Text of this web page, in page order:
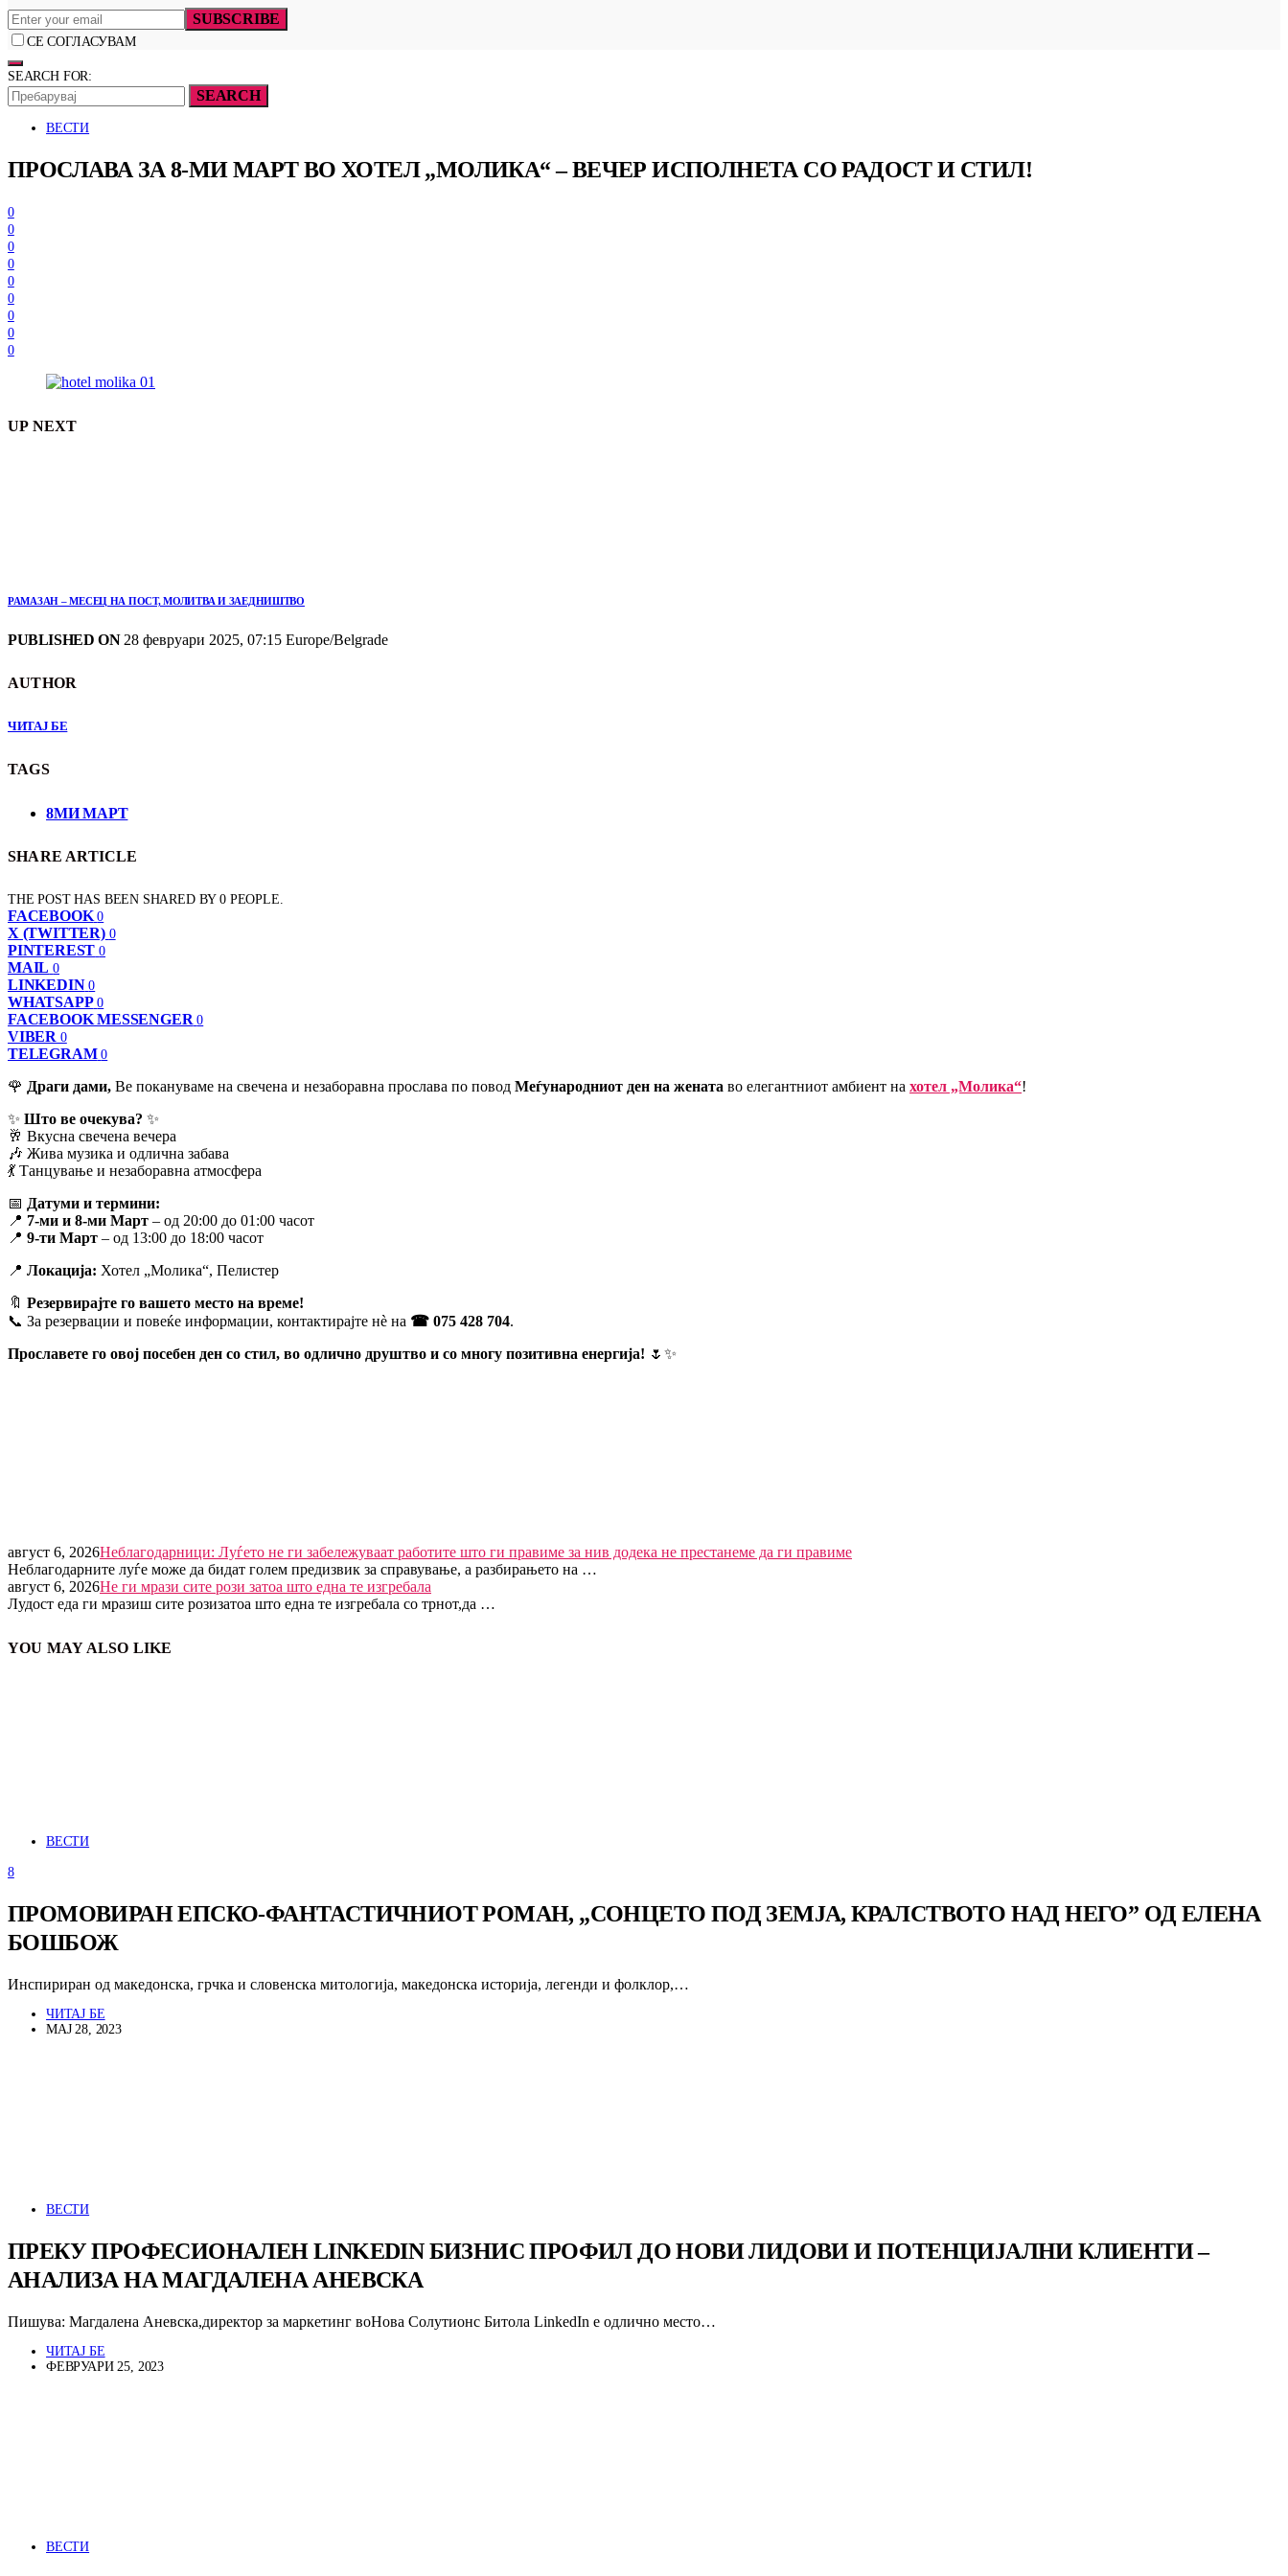
SUBSCRIBE
СЕ СОГЛАСУВАМ
SEARCH FOR:
SEARCH
ВЕСТИ
ПРОСЛАВА ЗА 8-МИ МАРТ ВО ХОТЕЛ „МОЛИКА“ – ВЕЧЕР ИСПОЛНЕТА СО РАДОСТ И СТИЛ!
0
0
0
0
0
0
0
0
0
UP NEXT
РАМАЗАН – МЕСЕЦ НА ПОСТ, МОЛИТВА И ЗАЕДНИШТВО
PUBLISHED ON28 февруари 2025, 07:15 Europe/Belgrade
AUTHOR
ЧИТАЈ БЕ
TAGS
8МИ МАРТ
SHARE ARTICLE
THE POST HAS BEEN SHARED BY0 PEOPLE.
FACEBOOK 0
X (TWITTER) 0
PINTEREST 0
MAIL 0
LINKEDIN 0
WHATSAPP 0
FACEBOOK MESSENGER 0
VIBER 0
TELEGRAM 0
🌹 Драги дами, Ве покануваме на свечена и незаборавна прослава по повод Меѓународниот ден на жената во елегантниот амбиент на хотел „Молика“!
✨ Што ве очекува? ✨
🥂 Вкусна свечена вечера
🎶 Жива музика и одлична забава
💃 Танцување и незаборавна атмосфера
📅 Датуми и термини:
📍 7-ми и 8-ми Март – од 20:00 до 01:00 часот
📍 9-ти Март – од 13:00 до 18:00 часот
📍 Локација: Хотел „Молика“, Пелистер
🔖 Резервирајте го вашето место на време!
📞 За резервации и повеќе информации, контактирајте нè на ☎ 075 428 704.
Прославете го овој посебен ден со стил, во одлично друштво и со многу позитивна енергија! 🌷✨
август 6, 2026Неблагодарници: Луѓето не ги забележуваат работите што ги правиме за нив додека не престанеме да ги правиме
Неблагодарните луѓе може да бидат голем предизвик за справување, а разбирањето на …
август 6, 2026Не ги мрази сите рози затоа што една те изгребала
Лудост еда ги мразиш сите розизатоа што една те изгребала со трнот,да …
YOU MAY ALSO LIKE
ВЕСТИ
8
ПРОМОВИРАН ЕПСКО-ФАНТАСТИЧНИОТ РОМАН, „СОНЦЕТО ПОД ЗЕМЈА, КРАЛСТВОТО НАД НЕГО” ОД ЕЛЕНА
БОШБОЖ
Инспириран од македонска, грчка и словенска митологија, македонска историја, легенди и фолклор,…
ЧИТАЈ БЕ
МАЈ 28, 2023
ВЕСТИ
ПРЕКУ ПРОФЕСИОНАЛЕН LINKEDIN БИЗНИС ПРОФИЛ ДО НОВИ ЛИДОВИ И ПОТЕНЦИЈАЛНИ КЛИЕНТИ –
АНАЛИЗА НА МАГДАЛЕНА АНЕВСКА
Пишува: Магдалена Аневска,директор за маркетинг воНова Солутионс Битола LinkedIn е одлично место…
ЧИТАЈ БЕ
ФЕВРУАРИ 25, 2023
ВЕСТИ